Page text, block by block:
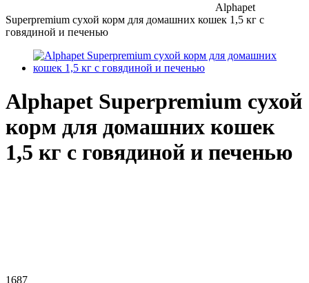
Alphapet
Superpremium сухой корм для домашних кошек 1,5 кг с
говядиной и печенью
Alphapet Superpremium сухой
корм для домашних кошек
1,5 кг с говядиной и печенью
1687